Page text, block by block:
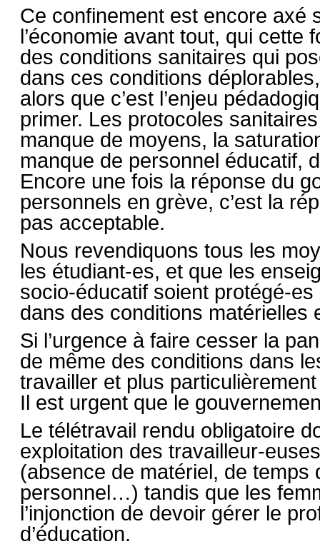
Ce confinement est encore axé
l’économie avant tout, qui cette
des conditions sanitaires qui
dans ces conditions
alors que c’est l’enjeu
primer. Les protocoles
manque de moyens, la
manque de personnel éducatif,
Encore une fois la réponse du
personnels en grève, c’est la
pas acceptable.
Nous revendiquons tous les
les étudiant-es, et que les
socio-éducatif soient protégé-
dans des conditions matérielles
Si l’urgence à faire cesser la
de même des conditions dans
travailler et plus
Il est urgent que le
Le télétravail rendu obligatoire
exploitation des travailleur-
(absence de matériel, de
personnel…) tandis que les
l’injonction de devoir gérer le
d’éducation.